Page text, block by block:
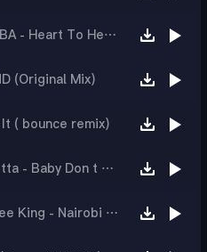
【韩风弹跳】TAILOR SIBA - Heart To Heart (COFFEEMIX)
(Original Mix)
( bounce remix)
【韩风弹跳】David Guetta - Baby Don t Hurt Me (L2K Remix)
【外网收费】Ferry Yonee King - Nairobi 2024